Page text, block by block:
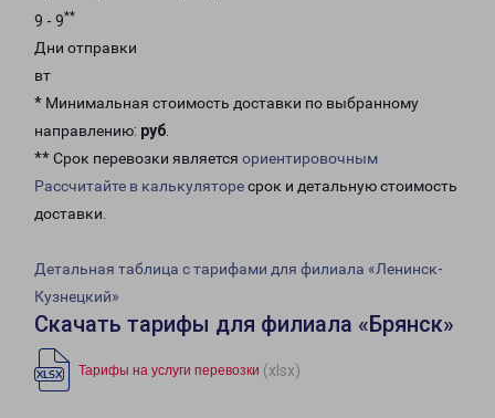
9 - 9**
Дни отправки
вт
* Минимальная стоимость доставки по выбранному
направлению: руб.
** Срок перевозки является ориентировочным
Рассчитайте в калькуляторесрок и детальную стоимость
доставки.
Детальная таблица с тарифами для филиала «Ленинск-
Кузнецкий»
Скачать тарифы для филиала «Брянск»
Тарифы на услуги перевозки (xlsx)